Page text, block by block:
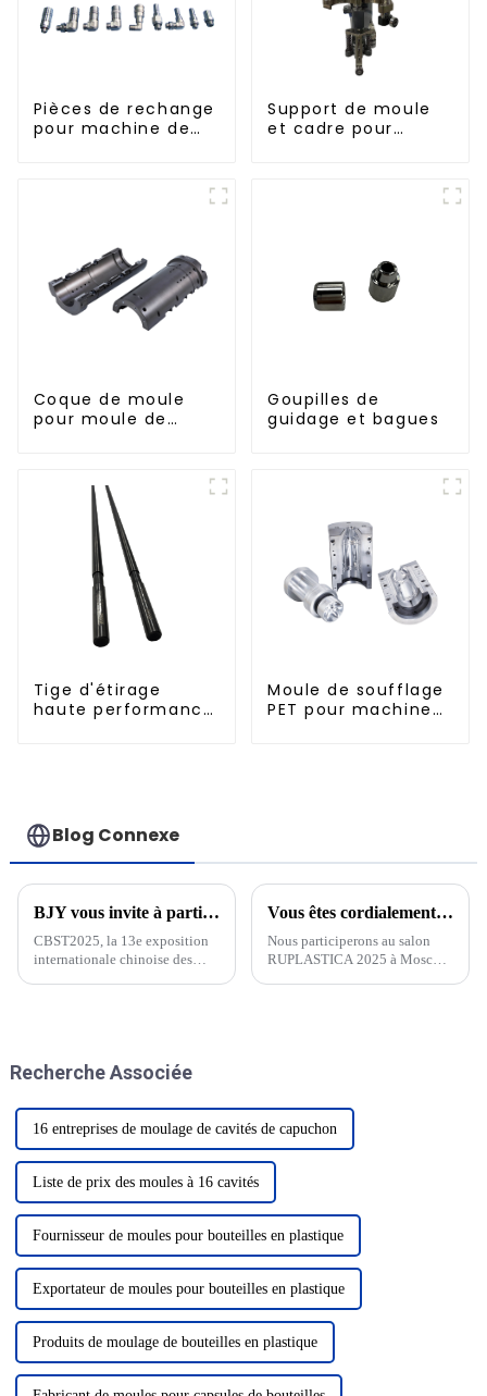
Pièces de rechange
pour machine de
Support de moule
et cadre pour
Coque de moule
pour moule de
Goupilles de
guidage et bagues
Tige d'étirage
haute performance
Moule de soufflage
PET pour machine
Blog Connexe
BJY vous invite à participer au 13e Salon international des technologies de l'industrie des boissons de Chine CBST2025 !
CBST2025, la 13e exposition
internationale chinoise des
de tous les horizons se sont
Vous êtes cordialement invité à assister à RUPLASTICA à Moscou, Russie, du 21 au 24 janvier 2025 !
Nous participerons au salon
RUPLASTICA 2025 à Moscou,
Recherche Associée
16 entreprises de moulage de cavités de capuchon
Liste de prix des moules à 16 cavités
Fournisseur de moules pour bouteilles en plastique
Exportateur de moules pour bouteilles en plastique
Produits de moulage de bouteilles en plastique